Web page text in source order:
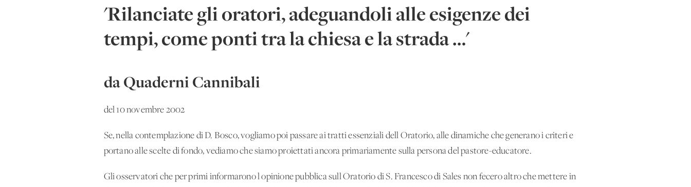
'Rilanciate gli oratori, adeguandoli alle esigenze dei
tempi, come ponti tra la chiesa e la strada …'
da Quaderni Cannibali
del 10 novembre 2002
Se, nella contemplazione di D. Bosco, vogliamo poi passare ai tratti essenziali dell'Oratorio, alle dinamiche che generano i criteri e
portano alle scelte di fondo, vediamo che siamo proiettati ancora primariamente sulla persona del pastore-educatore.
Gli osservatori che per primi informarono l'opinione pubblica sull'Oratorio di S. Francesco di Sales non fecero altro che mettere in